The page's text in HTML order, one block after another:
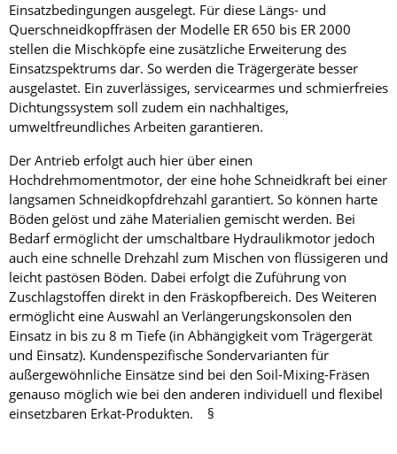
Einsatzbedingungen ausgelegt. Für diese Längs- und
Querschneidkopffräsen der Modelle ER 650 bis ER 2000
stellen die Mischköpfe eine zusätzliche Erweiterung des
Einsatzspektrums dar. So werden die Trägergeräte besser
ausgelastet. Ein zuverlässiges, servicearmes und schmierfreies
Dichtungssystem soll zudem ein nachhaltiges,
umweltfreundliches Arbeiten garantieren.
Der Antrieb erfolgt auch hier über einen
Hochdrehmomentmotor, der eine hohe Schneidkraft bei einer
langsamen Schneidkopfdrehzahl garantiert. So können harte
Böden gelöst und zähe Materialien gemischt werden. Bei
Bedarf ermöglicht der umschaltbare Hydraulikmotor jedoch
auch eine schnelle Drehzahl zum Mischen von flüssigeren und
leicht pastösen Böden. Dabei erfolgt die Zuführung von
Zuschlagstoffen direkt in den Fräskopfbereich. Des Weiteren
ermöglicht eine Auswahl an Verlängerungskonsolen den
Einsatz in bis zu 8 m Tiefe (in Abhängigkeit vom Trägergerät
und Einsatz). Kundenspezifische Sondervarianten für
außergewöhn­liche Einsätze sind bei den Soil-Mixing-Fräsen
genauso möglich wie bei den anderen individuell und flexibel
einsetzbaren Erkat-Produkten. §